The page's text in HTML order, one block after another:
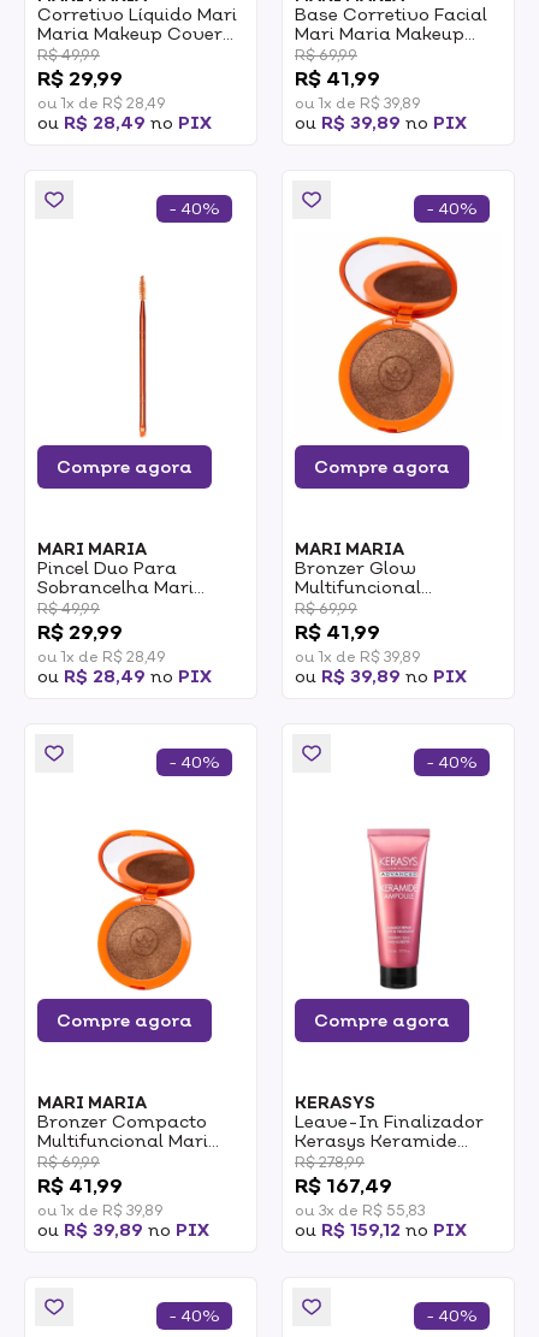
Corretivo Líquido Mari
Maria Makeup Cover
Up MMC09 5,2ml
R$ 49,99
R$ 29,99
ou 1x de R$ 28,49
ou R$ 28,49 no PIX
Base Corretivo Facial
Mari Maria Makeup
Velvet Skin Cacau 25g
R$ 69,99
R$ 41,99
ou 1x de R$ 39,89
ou R$ 39,89 no PIX
Compre agora
MARI MARIA
Pincel Duo Para
Sobrancelha Mari
Maria Makeup REF.
MM201 1un
R$ 49,99
R$ 29,99
ou 1x de R$ 28,49
ou R$ 28,49 no PIX
- 40%
Compre agora
MARI MARIA
Bronzer Glow
Multifuncional
Compacto Mari Maria
Makeup Tropical Tan
10g
R$ 69,99
R$ 41,99
ou 1x de R$ 39,89
ou R$ 39,89 no PIX
- 40%
Compre agora
MARI MARIA
Bronzer Compacto
Multifuncional Mari
Maria Makeup
Compacto Tropical
Tan Gold Sparkle 10g
R$ 69,99
R$ 41,99
ou 1x de R$ 39,89
ou R$ 39,89 no PIX
- 40%
Compre agora
KERASYS
Leave-In Finalizador
Kerasys Keramide
Damage Repair 230ml
R$ 278,99
R$ 167,49
ou 3x de R$ 55,83
ou R$ 159,12 no PIX
- 40%
- 40% - 40%